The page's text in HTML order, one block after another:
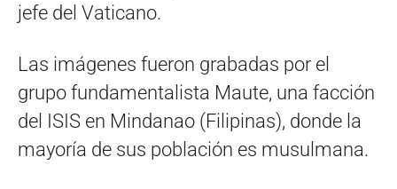
jefe del Vaticano.
Las imágenes fueron grabadas por el
grupo fundamentalista Maute, una facción
del ISIS en Mindanao (Filipinas), donde la
mayoría de sus población es musulmana.